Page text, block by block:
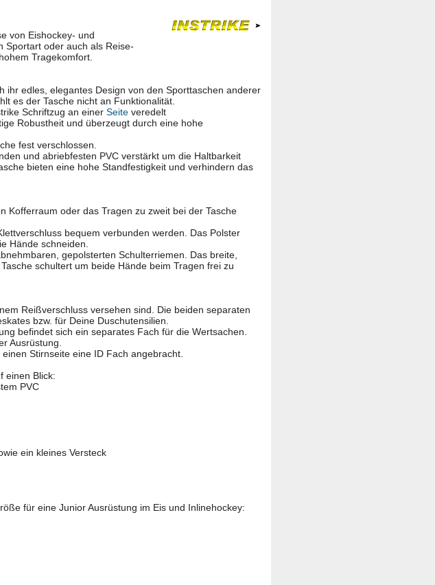
von Eishockey- und
Sportart oder auch als Reise-
Tragekomfort.
ihr edles, elegantes Design von den Sporttaschen anderer
es der Tasche nicht an Funktionalität.
Schriftzug an einer Seite veredelt
Robustheit und überzeugt durch eine hohe
fest verschlossen.
und abriebfesten PVC verstärkt um die Haltbarkeit
bieten eine hohe Standfestigkeit und verhindern das
Kofferraum oder das Tragen zu zweit bei der Tasche
bequem verbunden werden. Das Polster
Hände schneiden.
gepolsterten Schulterriemen. Das breite,
schultert um beide Hände beim Tragen frei zu
Reißverschluss versehen sind. Die beiden separaten
bzw. für Deine Duschutensilien.
befindet sich ein separates Fach für die Wertsachen.
Ausrüstung.
Stirnseite eine ID Fach angebracht.
einen Blick:
PVC
ein kleines Versteck
für eine Junior Ausrüstung im Eis und Inlinehockey: